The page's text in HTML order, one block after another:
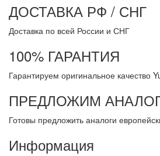
ДОСТАВКА РФ / СНГ
Доставка по всей России и СНГ
100% ГАРАНТИЯ
Гарантируем оригинальное качество
ПРЕДЛОЖИМ
Готовы предложить аналоги
Информация